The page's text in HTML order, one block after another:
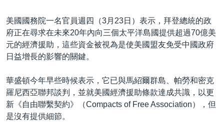
美國國務院一名官員週四（3月23日）表示，拜登總統的政
府正在尋求在未來20年內向三個太平洋島國提供超過70億美
元的經濟援助，這些資金被視為是使美國盟友免受中國政府
日益增長的影響的關鍵。
華盛頓今年早些時候表示，它已與馬紹爾群島、帕勞和密克
羅尼西亞聯邦談判，並就美國經濟援助條款達成共識，以更
新《自由聯繫契約》（Compacts of Free Association），但
是沒有提供細節。